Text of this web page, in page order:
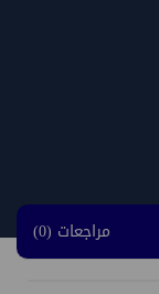
مراجعات (0)